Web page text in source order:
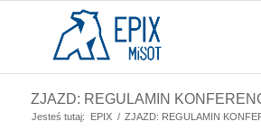
ZJAZD: REGULAMIN
Jesteś tutaj: EPIX / ZJAZD: REGULAMIN